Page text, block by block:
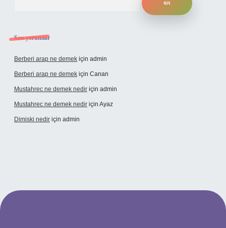
Son yorumlar
Berberi arap ne demek için admin
Berberi arap ne demek için Canan
Mustahrec ne demek nedir için admin
Mustahrec ne demek nedir için Ayaz
Dimiski nedir için admin
güncel adresi